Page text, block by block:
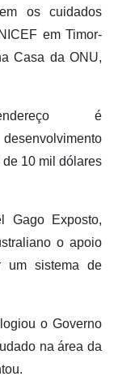
os cuidados
em Timor-
Casa da ONU,
é
10 mil dólares
Gago Exposto,
o apoio
um sistema de
o Governo
na área da